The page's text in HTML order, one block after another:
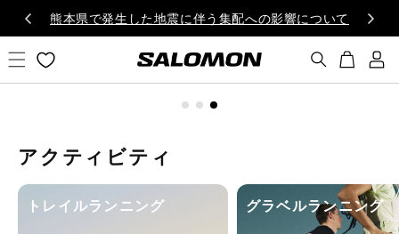
ンツに
進む
の影響について
お盆期間中の営業について
カ
ー
ン/
新
規
POP UP について プロジェクトについて
アクティビティ
トレイルランニング グラベルランニング